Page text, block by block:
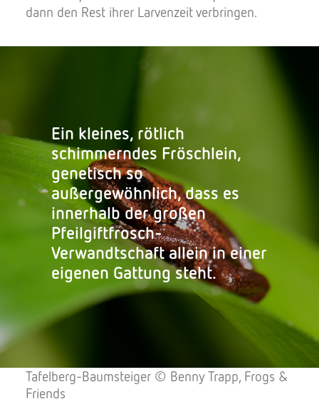
dann den Rest ihrer Larvenzeit verbringen.
Ein kleines, rötlich
schimmerndes Fröschlein,
genetisch so
außergewöhnlich, dass es
innerhalb der großen
Pfeilgiftfrosch-
Verwandtschaft allein in einer
eigenen Gattung steht.
Tafelberg-Baumsteiger © Benny Trapp, Frogs &
Friends